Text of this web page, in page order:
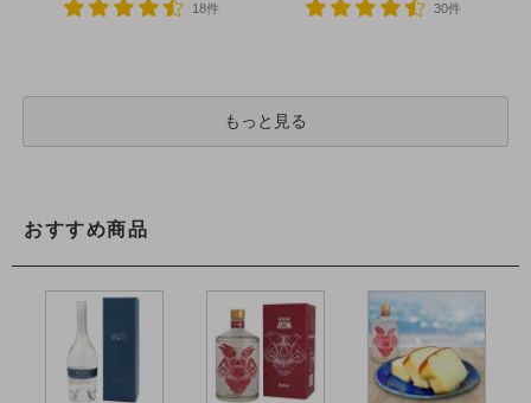
18件 30件
もっと見る
おすすめ商品